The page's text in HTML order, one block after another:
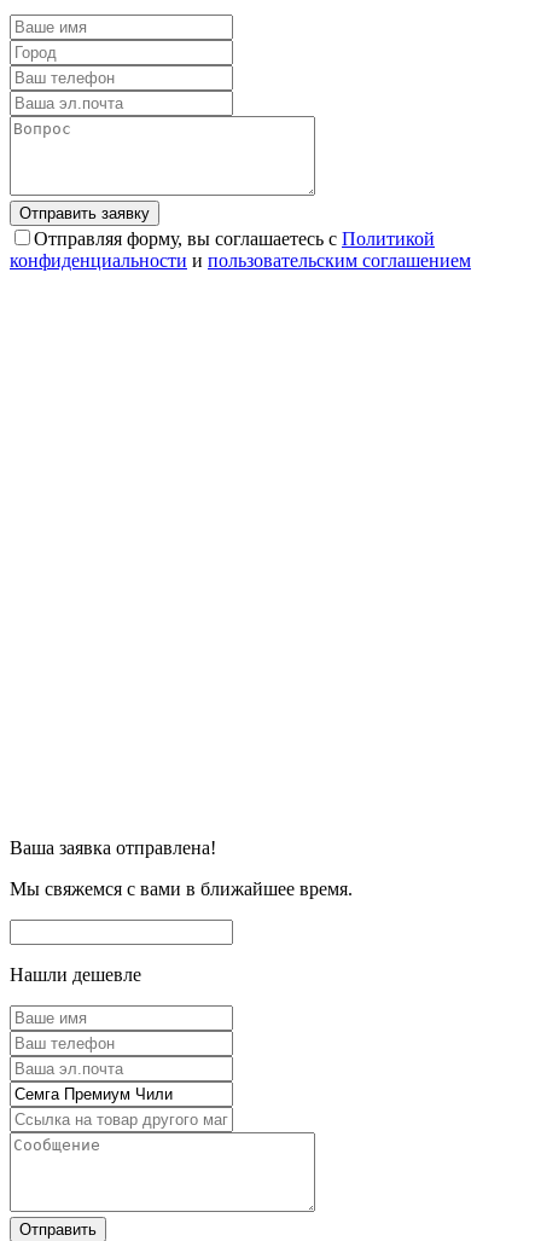
Отправляя форму, вы соглашаетесь с Политикой
конфиденциальности и пользовательским соглашением
Ваша заявка отправлена!
Мы свяжемся с вами в ближайшее время.
Нашли дешевле